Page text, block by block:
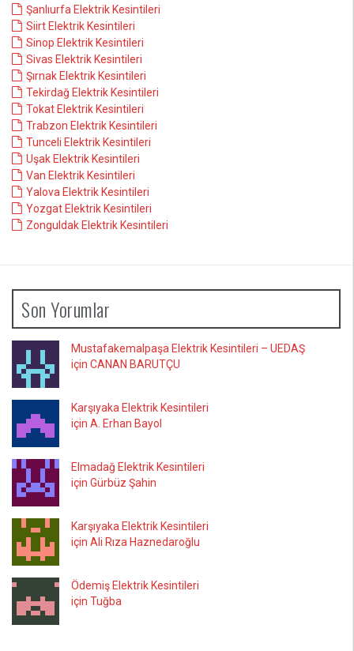
Şanlıurfa Elektrik Kesintileri
Siirt Elektrik Kesintileri
Sinop Elektrik Kesintileri
Sivas Elektrik Kesintileri
Şırnak Elektrik Kesintileri
Tekirdağ Elektrik Kesintileri
Tokat Elektrik Kesintileri
Trabzon Elektrik Kesintileri
Tunceli Elektrik Kesintileri
Uşak Elektrik Kesintileri
Van Elektrik Kesintileri
Yalova Elektrik Kesintileri
Yozgat Elektrik Kesintileri
Zonguldak Elektrik Kesintileri
Son Yorumlar
Mustafakemalpaşa Elektrik Kesintileri – UEDAŞ
için CANAN BARUTÇU
Karşıyaka Elektrik Kesintileri
için A. Erhan Bayol
Elmadağ Elektrik Kesintileri
için Gürbüz Şahin
Karşıyaka Elektrik Kesintileri
için Ali Rıza Haznedaroğlu
Ödemiş Elektrik Kesintileri
için Tuğba